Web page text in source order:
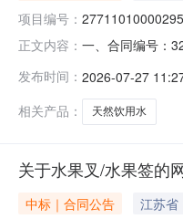
项目编号：
正文内容： 一、合同编号：
方）：广博集团
发布时间： 2026-07-27
相关产品：
天然饮用水
关于水果叉/水果签的
中标｜合同公告 江苏省